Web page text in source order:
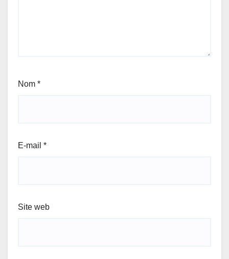
Nom *
E-mail *
Site web